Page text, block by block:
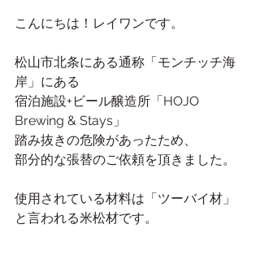
こんにちは！レイワンです。
松山市北条にある通称「モンチッチ海
岸」にある
宿泊施設+ビール醸造所「HOJO
Brewing & Stays」
踏み抜きの危険があったため、
部分的な張替のご依頼を頂きました。
使用されている材料は「ツーバイ材」
と言われる米松材です。